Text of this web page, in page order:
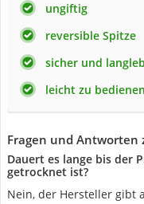
ungiftig
reversible Spitze
sicher und
leicht zu bedienen
Fragen und Antworten
Dauert es lange bis der
getrocknet ist?
Nein, der Hersteller gibt